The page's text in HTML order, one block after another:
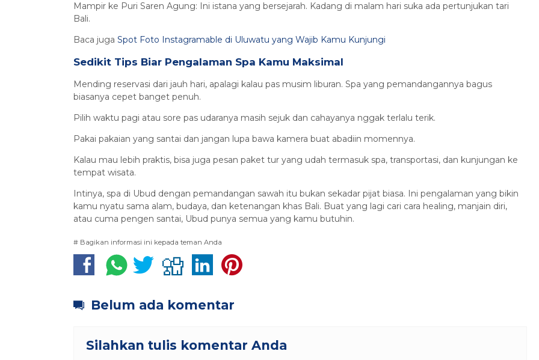
Mampir ke Puri Saren Agung: Ini istana yang bersejarah. Kadang di malam hari suka ada pertunjukan tari
Bali.
Baca juga Spot Foto Instagramable di Uluwatu yang Wajib Kamu Kunjungi
Sedikit Tips Biar Pengalaman Spa Kamu Maksimal
Mending reservasi dari jauh hari, apalagi kalau pas musim liburan. Spa yang pemandangannya bagus
biasanya cepet banget penuh.
Pilih waktu pagi atau sore pas udaranya masih sejuk dan cahayanya nggak terlalu terik.
Pakai pakaian yang santai dan jangan lupa bawa kamera buat abadiin momennya.
Kalau mau lebih praktis, bisa juga pesan paket tur yang udah termasuk spa, transportasi, dan kunjungan ke
tempat wisata.
Intinya, spa di Ubud dengan pemandangan sawah itu bukan sekadar pijat biasa. Ini pengalaman yang bikin
kamu nyatu sama alam, budaya, dan ketenangan khas Bali. Buat yang lagi cari cara healing, manjain diri,
atau cuma pengen santai, Ubud punya semua yang kamu butuhin.
# Bagikan informasi ini kepada teman Anda
Belum ada komentar
Silahkan tulis komentar Anda